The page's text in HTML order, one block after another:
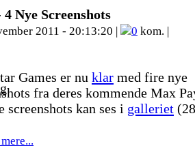
Nye Screenshots
2011 - 20:13:20 | 0 kom. |
Games er nu klar med fire nye
fra deres kommende Max
screenshots kan ses i galleriet